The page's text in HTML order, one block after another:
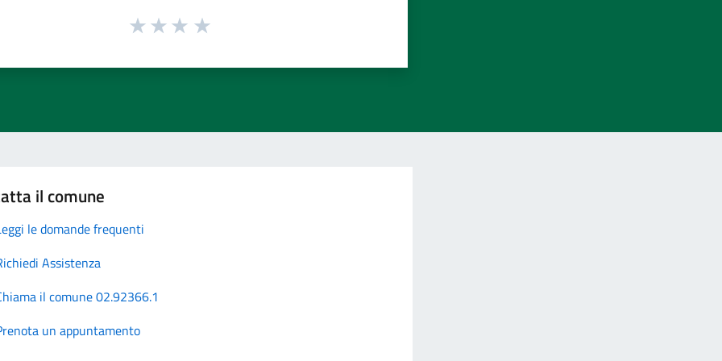
il comune
le domande frequenti
Assistenza
il comune 02.92366.1
un appuntamento